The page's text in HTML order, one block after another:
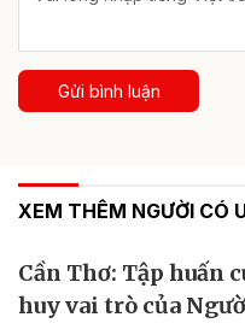
Gửi bình luận
XEM THÊM NGƯỜI CÓ
Cần Thơ: Tập huấn
huy vai trò của